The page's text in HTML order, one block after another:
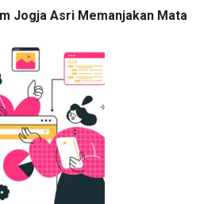
Jogja Asri Memanjakan Mata